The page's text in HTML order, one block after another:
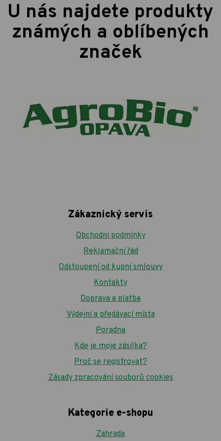
U nás najdete produkty
známých a oblíbených
značek
Zákaznický servis
Obchodní podmínky
Reklamační řád
Odstoupení od kupní smlouvy
Kontakty
Doprava a platba
Výdejní a předávací místa
Poradna
Kde je moje zásilka?
Proč se registrovat?
Zásady zpracování souborů cookies
Kategorie e-shopu
Zahrada